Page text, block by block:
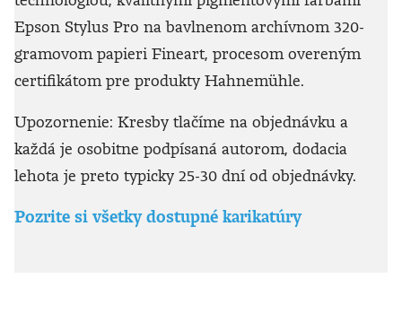
Epson Stylus Pro na bavlnenom archívnom 320-
gramovom papieri Fineart, procesom overeným
certifikátom pre produkty Hahnemühle.
Upozornenie: Kresby tlačíme na objednávku a
každá je osobitne podpísaná autorom, dodacia
lehota je preto typicky 25-30 dní od objednávky.
Pozrite si všetky dostupné karikatúry